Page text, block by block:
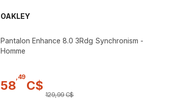
OAKLEY
Pantalon Enhance 8.0 3Rdg Synchronism -
Homme
58
49
C$
129,99C$